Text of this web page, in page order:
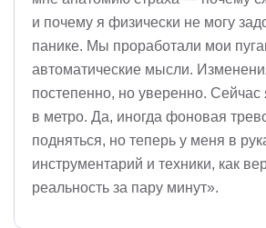
и почему я физически не могу
панике. Мы проработали мои
автоматические мысли.
постепенно, но уверенно. Сейчас
в метро. Да, иногда фоновая
подняться, но теперь у меня в
инструментарий и техники, как
реальность за пару минут».